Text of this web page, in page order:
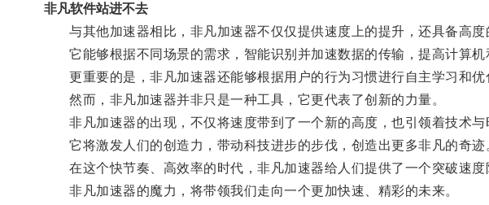
非凡软件站进不去
与其他加速器相比，非凡加速器不仅仅提供速度上的提升，还具备高度
它能够根据不同场景的需求，智能识别并加速数据的传输，提高计算机
更重要的是，非凡加速器还能够根据用户的行为习惯进行自主学习和优
然而，非凡加速器并非只是一种工具，它更代表了创新的力量。
非凡加速器的出现，不仅将速度带到了一个新的高度，也引领着技术与
它将激发人们的创造力，带动科技进步的步伐，创造出更多非凡的奇迹
在这个快节奏、高效率的时代，非凡加速器给人们提供了一个突破速度
非凡加速器的魔力，将带领我们走向一个更加快速、精彩的未来。